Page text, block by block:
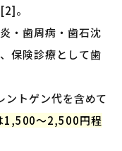
[2]。
・歯周病・歯石沈
保険診療として歯
ントゲン代を含めて
1,500〜2,500円程